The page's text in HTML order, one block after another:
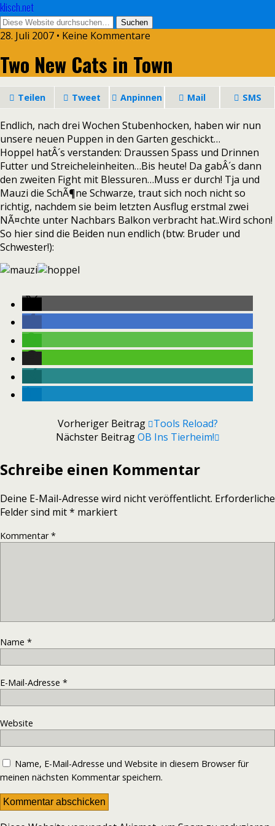
klisch.net
28. Juli 2007 • Keine Kommentare
Two New Cats in Town
Teilen Tweet Anpinnen Mail SMS
Endlich, nach drei Wochen Stubenhocken, haben wir nun
unsere neuen Puppen in den Garten geschickt…
Hoppel hatÂ´s verstanden: Draussen Spass und Drinnen
Futter und Streicheleinheiten…Bis heute! Da gabÂ´s dann
den zweiten Fight mit Blessuren…Muss er durch! Tja und
Mauzi die SchÃ¶ne Schwarze, traut sich noch nicht so
richtig, nachdem sie beim letzten Ausflug erstmal zwei
NÃ¤chte unter Nachbars Balkon verbracht hat..Wird schon!
So hier sind die Beiden nun endlich (btw: Bruder und
Schwester!):
Vorheriger Beitrag
Tools Reload?
Nächster BeitragOB Ins Tierheim!
Schreibe einen Kommentar
Deine E-Mail-Adresse wird nicht veröffentlicht. Erforderliche
Felder sind mit* markiert
Kommentar*
Name *
E-Mail-Adresse *
Website
Name, E-Mail-Adresse und Website in diesem Browser für
meinen nächsten Kommentar speichern.